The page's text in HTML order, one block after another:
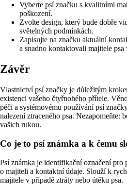
Vyberte psí značku s kvalitními
poškození.
Zvolte design, který bude dobře
světelných podmínkách.
Zapisujte na značku aktuální
a snadno kontaktovali majitele psa
Závěr
Vlastnictví psí značky je důležitým
existenci vašeho čtyřnohého přítele.
péči a systémovému používání psí
nalezení ztraceného psa. Nezapomeňte:
vašich rukou.
Co je to psí známka a k čemu
Psí známka je identifikační označení pro
o majiteli a kontaktní údaje. Slouží k
majitele v případě ztráty nebo útěku psa.